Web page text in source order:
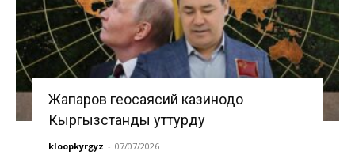
Жапаров геосаясий казинодо
Кыргызстанды уттурду
kloopkyrgyz - 07/07/2026